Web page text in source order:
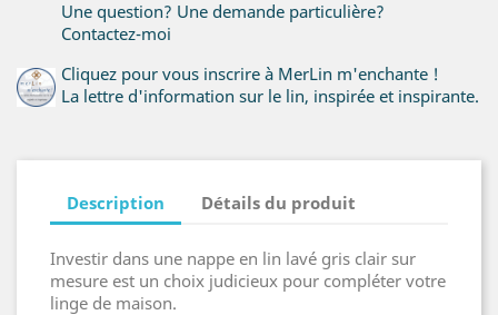
Une question? Une demande particulière?
Contactez-moi
Cliquez pour vous inscrire à MerLin m'enchante !
La lettre d'information sur le lin, inspirée et inspirante.
Description Détails du produit
Investir dans une nappe en lin lavé gris clair sur
mesure est un choix judicieux pour compléter votre
linge de maison.